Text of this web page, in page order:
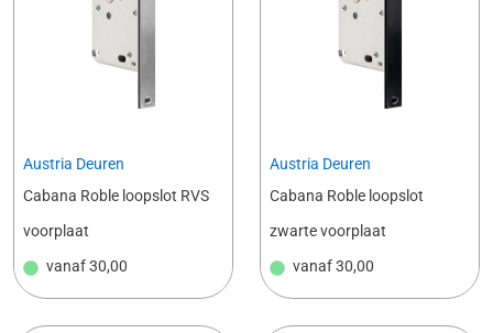
Austria Deuren
Cabana Roble loopslot RVS
voorplaat
vanaf30,00
Austria Deuren
Cabana Roble loopslot
zwarte voorplaat
vanaf30,00